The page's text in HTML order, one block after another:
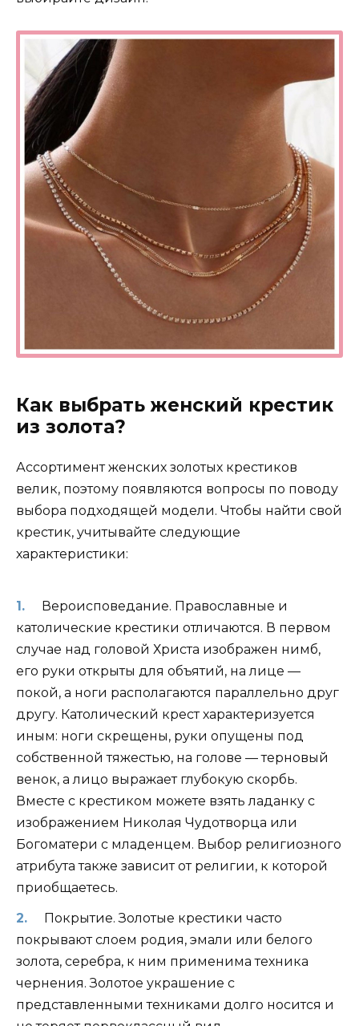
Как выбрать женский крестик
из золота?
Ассортимент женских золотых крестиков
велик, поэтому появляются вопросы по поводу
выбора подходящей модели. Чтобы найти свой
крестик, учитывайте следующие
характеристики:
Вероисповедание. Православные и
католические крестики отличаются. В первом
случае над головой Христа изображен нимб,
его руки открыты для объятий, на лице —
покой, а ноги располагаются параллельно друг
другу. Католический крест характеризуется
иным: ноги скрещены, руки опущены под
собственной тяжестью, на голове — терновый
венок, а лицо выражает глубокую скорбь.
Вместе с крестиком можете взять ладанку с
изображением Николая Чудотворца или
Богоматери с младенцем. Выбор религиозного
атрибута также зависит от религии, к которой
приобщаетесь.
Покрытие. Золотые крестики часто
покрывают слоем родия, эмали или белого
золота, серебра, к ним применима техника
чернения. Золотое украшение с
представленными техниками долго носится и